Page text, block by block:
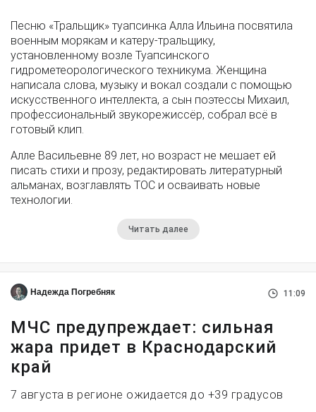
Песню «Тральщик» туапсинка Алла Ильина посвятила
военным морякам и катеру-тральщику,
установленному возле Туапсинского
гидрометеорологического техникума. Женщина
написала слова, музыку и вокал создали с помощью
искусственного интеллекта, а сын поэтессы Михаил,
профессиональный звукорежиссёр, собрал всё в
готовый клип.
Алле Васильевне 89 лет, но возраст не мешает ей
писать стихи и прозу, редактировать литературный
альманах, возглавлять ТОС и осваивать новые
технологии.
Читать далее
Надежда Погребняк 11:09
МЧС предупреждает: сильная
жара придет в Краснодарский
край
7 августа в регионе ожидается до +39 градусов